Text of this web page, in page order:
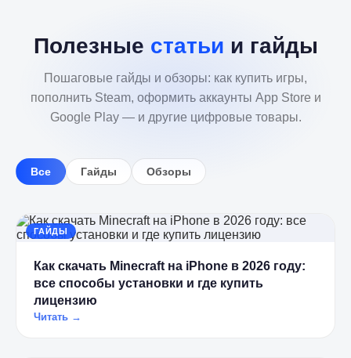
Полезные статьи и гайды
Пошаговые гайды и обзоры: как купить игры,
пополнить Steam, оформить аккаунты App Store и
Google Play — и другие цифровые товары.
Все Гайды Обзоры
ГАЙДЫ
Как скачать Minecraft на iPhone в 2026 году:
все способы установки и где купить
лицензию
Читать →